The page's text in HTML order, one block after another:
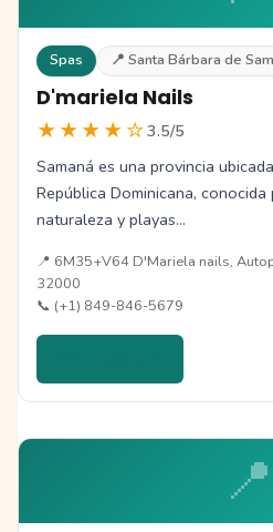
Spas 📍 Santa Bárbara de
D'mariela Nails
★★★★☆3.5/5
Samaná es una provincia
República Dominicana,
naturaleza y playas…
📍 6M35+V64 D'Mariela nails,
32000
📞 (+1) 849-846-5679
📍